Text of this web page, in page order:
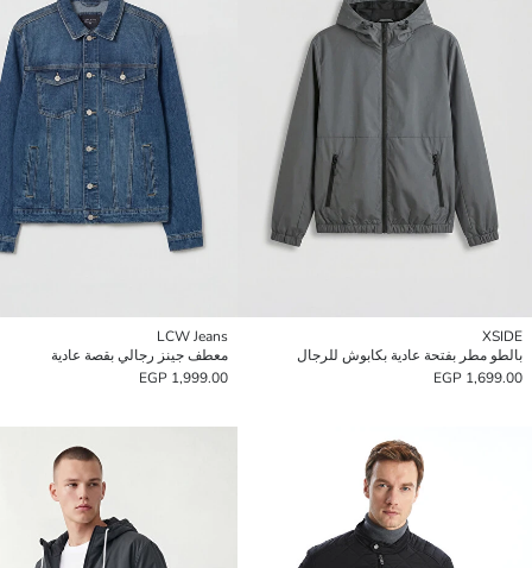
XSIDE
بالطو مطر بفتحة عادية بكابوش للرجال
1,699.00 EGP
LCW Jeans
معطف جينز رجالي بقصة عادية
1,999.00 EGP